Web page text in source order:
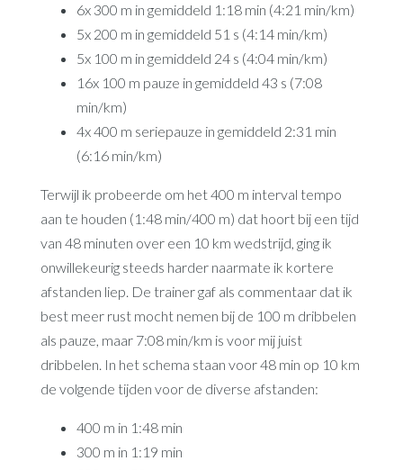
6x 300 m in gemiddeld 1:18 min (4:21 min/km)
5x 200 m in gemiddeld 51 s (4:14 min/km)
5x 100 m in gemiddeld 24 s (4:04 min/km)
16x 100 m pauze in gemiddeld 43 s (7:08
min/km)
4x 400 m seriepauze in gemiddeld 2:31 min
(6:16 min/km)
Terwijl ik probeerde om het 400 m interval tempo
aan te houden (1:48 min/400 m) dat hoort bij een tijd
van 48 minuten over een 10 km wedstrijd, ging ik
onwillekeurig steeds harder naarmate ik kortere
afstanden liep. De trainer gaf als commentaar dat ik
best meer rust mocht nemen bij de 100 m dribbelen
als pauze, maar 7:08 min/km is voor mij juist
dribbelen. In het schema staan voor 48 min op 10 km
de volgende tijden voor de diverse afstanden:
400 m in 1:48 min
300 m in 1:19 min